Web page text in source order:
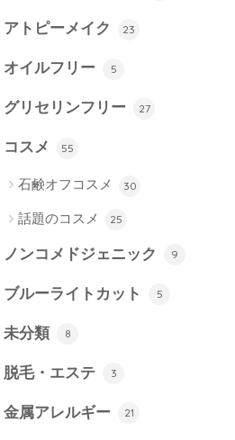
アトピーメイク 23
オイルフリー 5
グリセリンフリー 27
コスメ 55
石鹸オフコスメ 30
話題のコスメ 25
ノンコメドジェニック 9
ブルーライトカット 5
未分類 8
脱毛・エステ 3
金属アレルギー 21